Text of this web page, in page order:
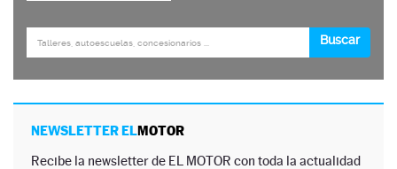
NEWSLETTER ELMOTOR
Recibe la newsletter de EL MOTOR con toda la actualidad